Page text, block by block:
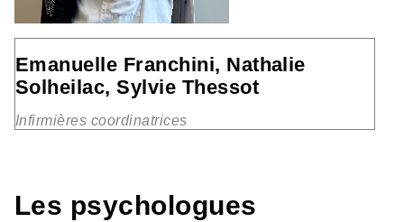
Emanuelle Franchini, Nathalie
Solheilac, Sylvie Thessot
Infirmières coordinatrices
Les psychologues